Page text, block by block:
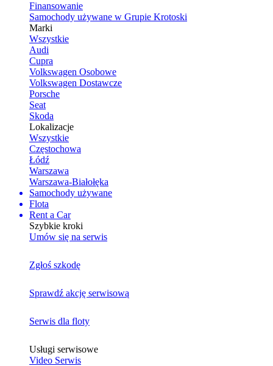
Finansowanie
Samochody używane w Grupie Krotoski
Marki
Wszystkie
Audi
Cupra
Volkswagen Osobowe
Volkswagen Dostawcze
Porsche
Seat
Skoda
Lokalizacje
Wszystkie
Częstochowa
Łódź
Warszawa
Warszawa-Białołęka
Samochody używane
Flota
Rent a Car
Szybkie kroki
Umów się na serwis
Zgłoś szkodę
Sprawdź akcję serwisową
Serwis dla floty
Usługi serwisowe
Video Serwis